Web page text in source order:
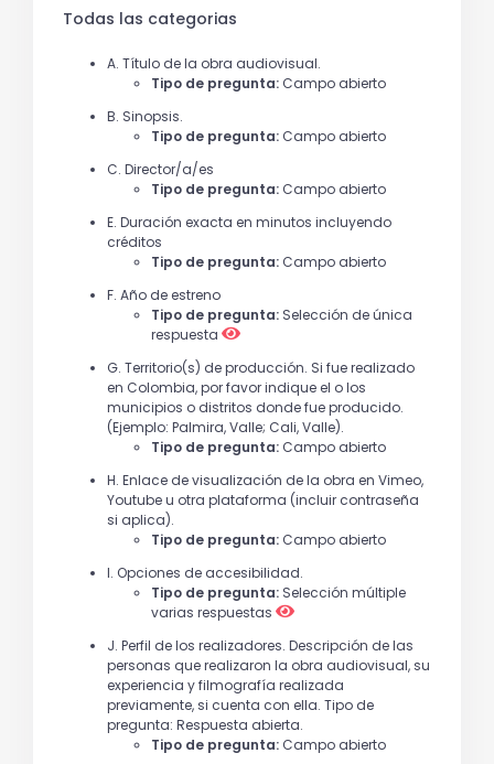
Todas las categorias
A. Título de la obra audiovisual.
Tipo de pregunta: Campo abierto
B. Sinopsis.
Tipo de pregunta: Campo abierto
C. Director/a/es
Tipo de pregunta: Campo abierto
E. Duración exacta en minutos incluyendo
créditos
Tipo de pregunta: Campo abierto
F. Año de estreno
Tipo de pregunta: Selección de única
respuesta
G. Territorio(s) de producción. Si fue realizado
en Colombia, por favor indique el o los
municipios o distritos donde fue producido.
(Ejemplo: Palmira, Valle; Cali, Valle).
Tipo de pregunta: Campo abierto
H. Enlace de visualización de la obra en Vimeo,
Youtube u otra plataforma (incluir contraseña
si aplica).
Tipo de pregunta: Campo abierto
I. Opciones de accesibilidad.
Tipo de pregunta: Selección múltiple
varias respuestas
J. Perfil de los realizadores. Descripción de las
personas que realizaron la obra audiovisual, su
experiencia y filmografía realizada
previamente, si cuenta con ella. Tipo de
pregunta: Respuesta abierta.
Tipo de pregunta: Campo abierto